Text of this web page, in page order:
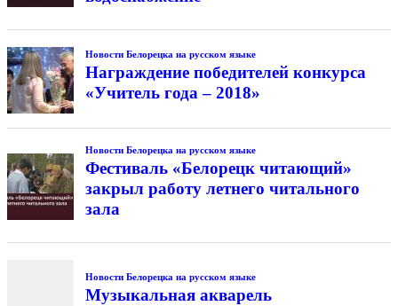
Новости Белорецка на русском языке
Награждение победителей конкурса
«Учитель года – 2018»
Новости Белорецка на русском языке
Фестиваль «Белорецк читающий»
закрыл работу летнего читального
зала
Новости Белорецка на русском языке
Музыкальная акварель